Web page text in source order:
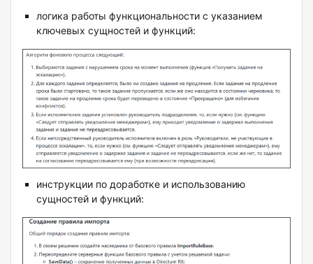
логика работы функциональности с указанием
ключевых сущностей и функций:
инструкции по доработке и использованию
сущностей и функций: